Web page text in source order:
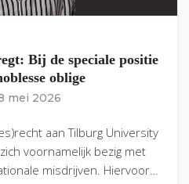
Bij de speciale positie
oblige
mei 2026
aan Tilburg University
voornamelijk bezig met
misdrijven. Hiervoor…